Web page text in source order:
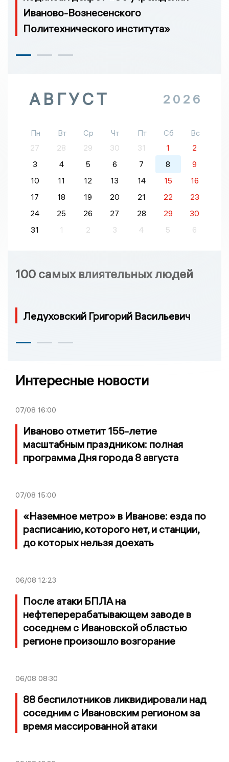
Иваново-Вознесенского
Политехнического института»
АВГУСТ 2026
Пн Вт Ср Чт Пт Сб
Вс
27
28 29 30 31 1
2
3
4 5 6 7 8
9
10
11 12 13 14 15
16
17
18 19 20 21 22
23
24
25 26 27 28 29
30
31
1 2 3 4 5 6
100 самых влиятельных людей
Ледуховский Григорий Васильевич
Интересные новости
07/08 16:00
Иваново отметит 155-летие
масштабным праздником: полная
программа Дня города 8 августа
07/08 15:00
«Наземное метро» в Иванове: езда по
расписанию, которого нет, и станции,
до которых нельзя доехать
06/08 12:23
После атаки БПЛА на
нефтеперерабатывающем заводе в
соседнем с Ивановской областью
регионе произошло возгорание
06/08 08:30
88 беспилотников ликвидировали над
соседним с Ивановским регионом за
время массированной атаки